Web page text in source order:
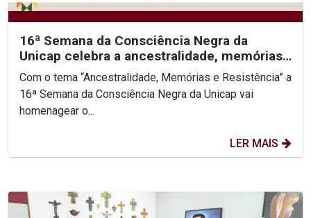
16ª Semana da Consciência Negra da
Unicap celebra a ancestralidade, memórias
e resistência do...
Com o tema “Ancestralidade, Memórias e Resistência” a
16ª Semana da Consciência Negra da Unicap vai
homenagear o...
LER MAIS